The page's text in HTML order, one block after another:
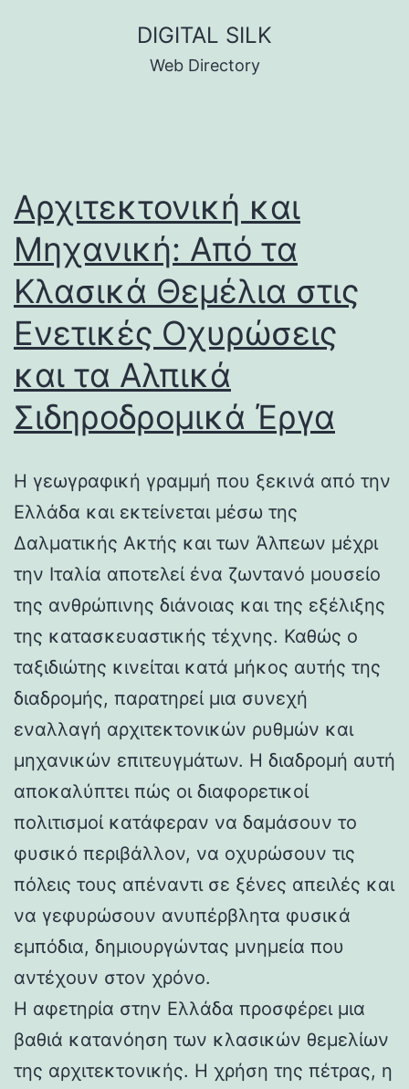
DIGITAL SILK
Web Directory
Αρχιτεκτονική και
Μηχανική: Από τα
Κλασικά Θεμέλια στις
Ενετικές Οχυρώσεις
και τα Αλπικά
Σιδηροδρομικά Έργα
Η γεωγραφική γραμμή που ξεκινά από την
Ελλάδα και εκτείνεται μέσω της
Δαλματικής Ακτής και των Άλπεων μέχρι
την Ιταλία αποτελεί ένα ζωντανό μουσείο
της ανθρώπινης διάνοιας και της εξέλιξης
της κατασκευαστικής τέχνης. Καθώς ο
ταξιδιώτης κινείται κατά μήκος αυτής της
διαδρομής, παρατηρεί μια συνεχή
εναλλαγή αρχιτεκτονικών ρυθμών και
μηχανικών επιτευγμάτων. Η διαδρομή αυτή
αποκαλύπτει πώς οι διαφορετικοί
πολιτισμοί κατάφεραν να δαμάσουν το
φυσικό περιβάλλον, να οχυρώσουν τις
πόλεις τους απέναντι σε ξένες απειλές και
να γεφυρώσουν ανυπέρβλητα φυσικά
εμπόδια, δημιουργώντας μνημεία που
αντέχουν στον χρόνο.
Η αφετηρία στην Ελλάδα προσφέρει μια
βαθιά κατανόηση των κλασικών θεμελίων
της αρχιτεκτονικής. Η χρήση της πέτρας, η